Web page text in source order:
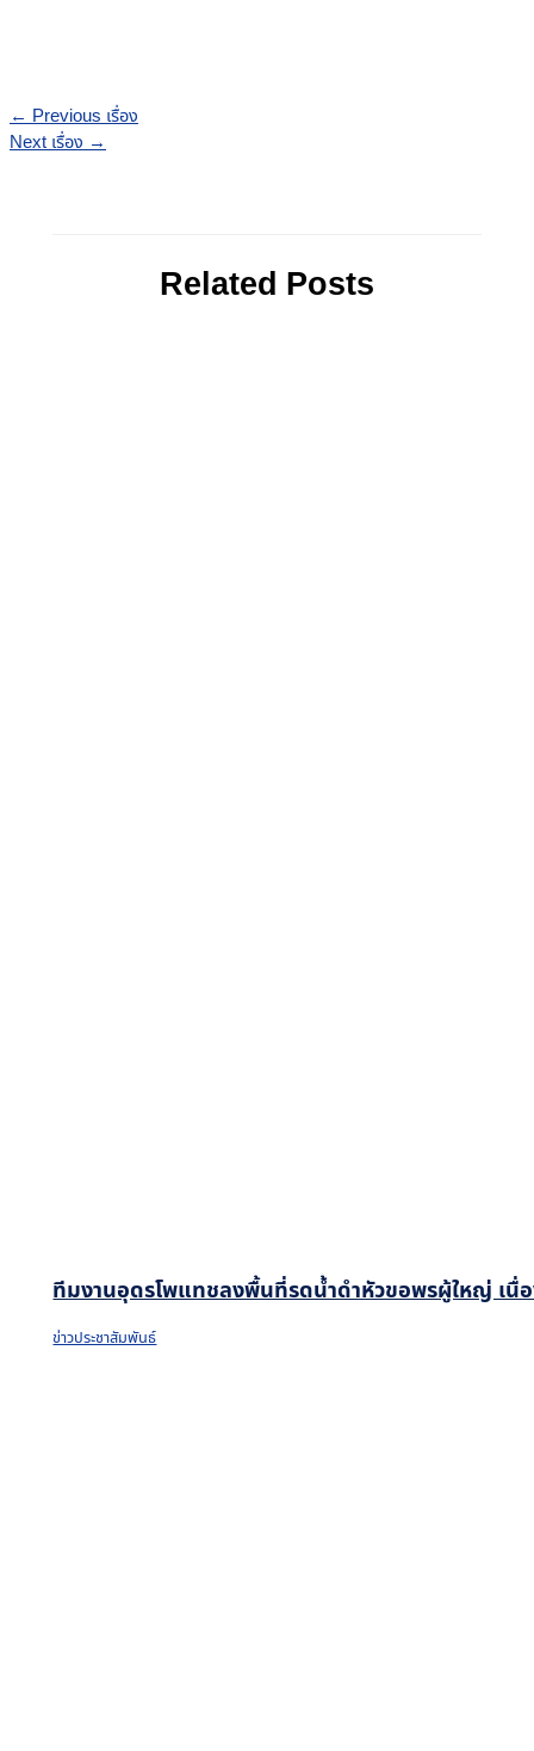
←Previous เรื่อง
Next เรื่อง→
Related Posts
ทีมงานอุดรโพแทชลงพื้นที่รดน้ำดำหัวขอพรผู้ใหญ่ เนื่อ
ข่าวประชาสัมพันธ์